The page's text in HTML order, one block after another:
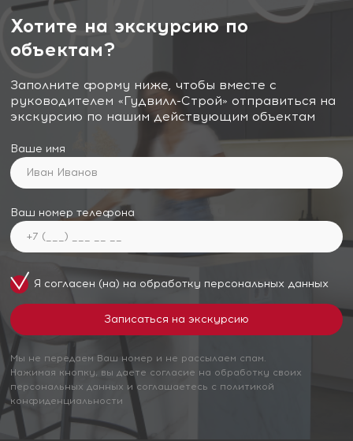
Хотите на экскурсию по
объектам?
Заполните форму ниже, чтобы вместе с
руководителем «Гудвилл-Строй» отправиться на
экскурсию по нашим действующим объектам
Ваше имя
Ваш номер телефона
Я согласен (на) на обработку персональных данных
Мы не передаем Ваш номер и не рассылаем спам.
Нажимая кнопку, вы даете согласие на обработку своих
персональных данных и соглашаетесь с политикой
конфиденциальности